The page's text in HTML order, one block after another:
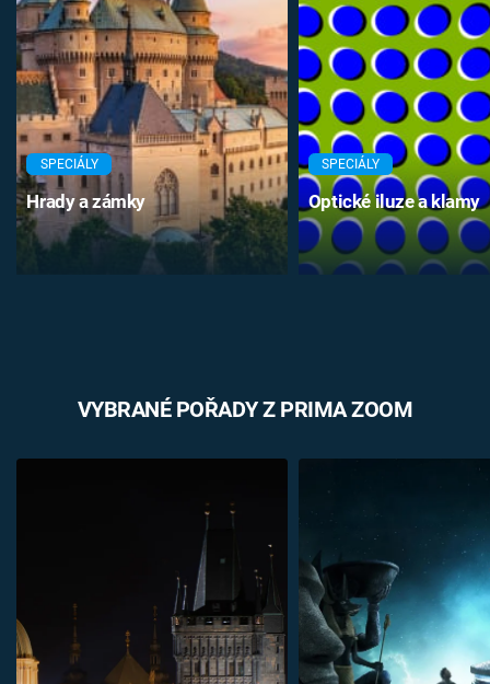
SPECIÁLY
Hrady a zámky
SPECIÁLY
Optické iluze a klamy
VYBRANÉ POŘADY Z PRIMA ZOOM